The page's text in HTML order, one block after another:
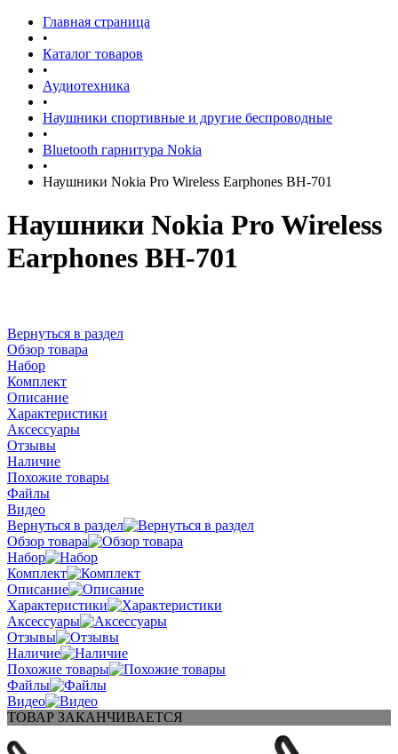
Главная страница
•
Каталог товаров
•
Аудиотехника
•
Наушники спортивные и другие беспроводные
•
Bluetooth гарнитура Nokia
•
Наушники Nokia Pro Wireless Earphones BH-701
Наушники Nokia Pro Wireless
Earphones BH-701
Вернуться в раздел
Обзор товара
Набор
Комплект
Описание
Характеристики
Аксессуары
Отзывы
Наличие
Похожие товары
Файлы
Видео
Вернуться в раздел
Обзор товара
Набор
Комплект
Описание
Характеристики
Аксессуары
Отзывы
Наличие
Похожие товары
Файлы
Видео
ТОВАР ЗАКАНЧИВАЕТСЯ